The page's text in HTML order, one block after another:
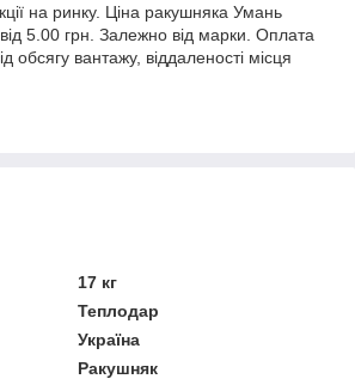
на ринку. Ціна ракушняка Умань
5.00 грн. Залежно від марки. Оплата
обсягу вантажу, віддаленості місця
17 кг
Теплодар
Україна
Ракушняк